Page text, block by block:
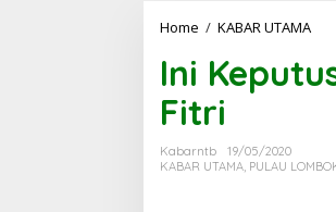
Home / KABAR UTAMA
K
t
Ini
Fitri
Kabarntb
19/05/2020
KABAR UTAMA, PULAU